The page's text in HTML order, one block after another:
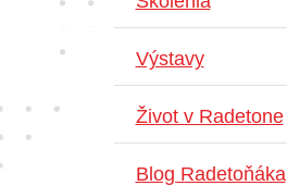
Výstavy
Život v Radetone
Blog Radetoňáka